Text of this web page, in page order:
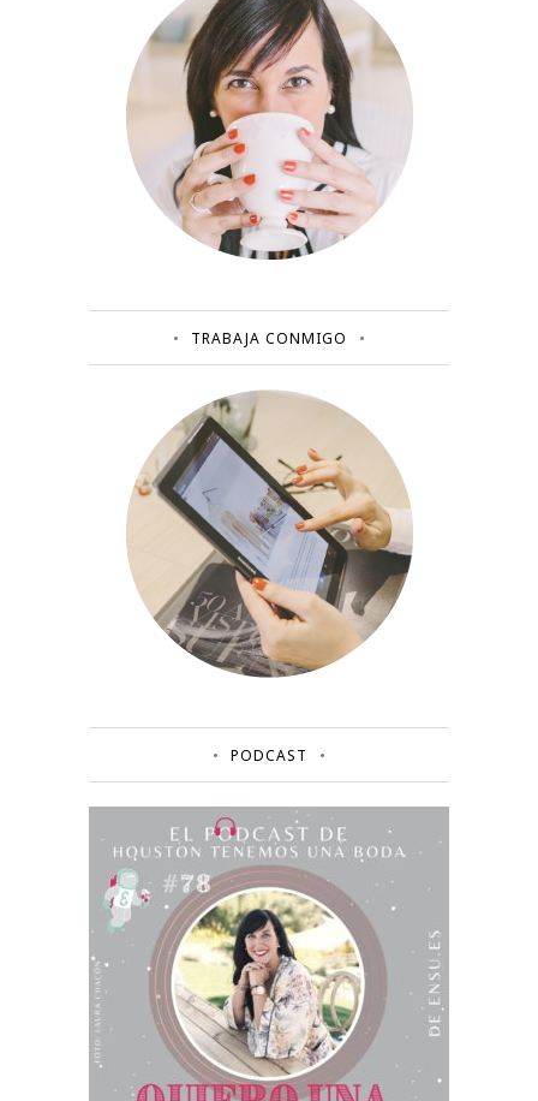
TRABAJA CONMIGO
PODCAST